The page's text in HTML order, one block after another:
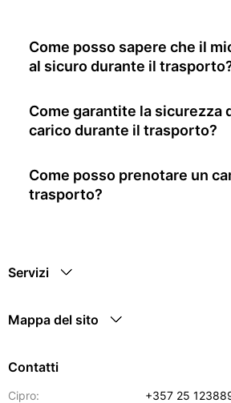
Come posso sapere che il
al sicuro durante il
Come garantite la sicurezza
carico durante il trasporto?
Come posso prenotare un
trasporto?
Servizi
Mappa del sito
Contatti
Cipro:
+357 25